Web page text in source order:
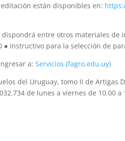
están disponibles en:
entre otros materiales de
● Instructivo para la selección de
a:Servicios (fagro.edu.uy)
del Uruguay, tomo II de Artigas
de lunes a viernes de 10.00 a